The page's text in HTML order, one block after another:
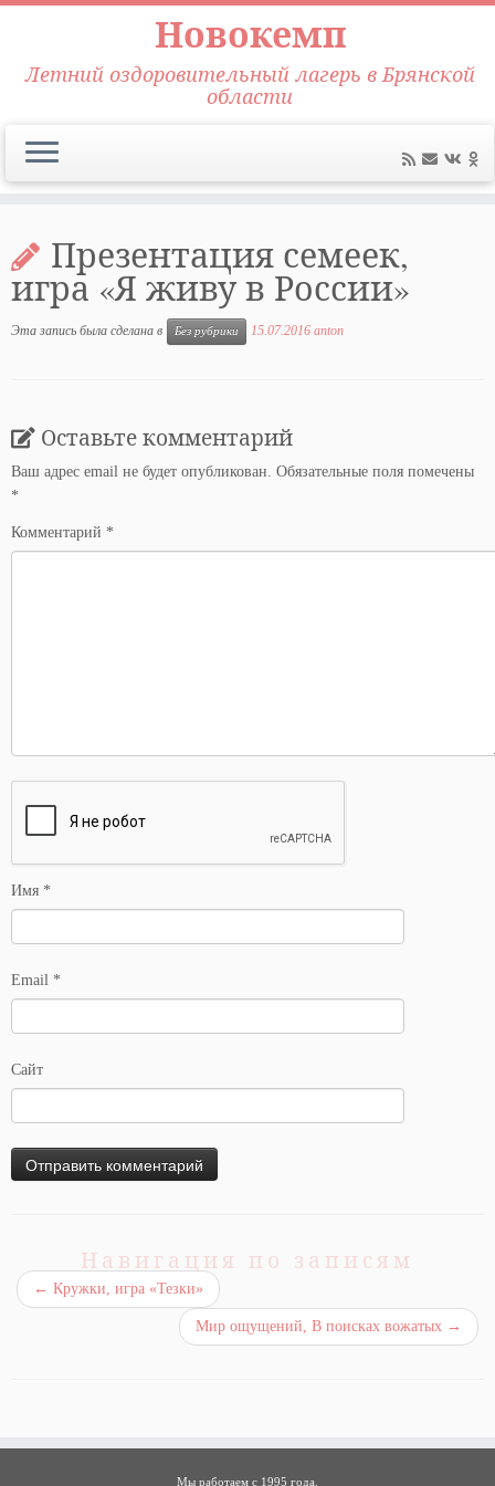
содержимому
Новокемп
Летний оздоровительный лагерь в Брянской
области
Презентация семеек,
игра «Я живу в России»
Эта запись была сделана в Без рубрики 15.07.2016 anton
Оставьте комментарий
Ваш адрес email не будет опубликован. Обязательные поля помечены
*
Комментарий *
Имя *
Email *
Сайт
Навигация по записям
← Кружки, игра «Тезки»
Мир ощущений, В поисках вожатых →
Мы работаем с 1995 года.